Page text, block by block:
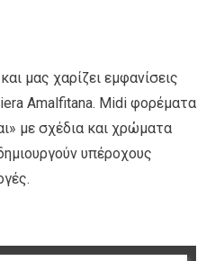
μας χαρίζει εμφανίσεις
Amalfitana. Midi φορέματα
με σχέδια και χρώματα
υπέροχους